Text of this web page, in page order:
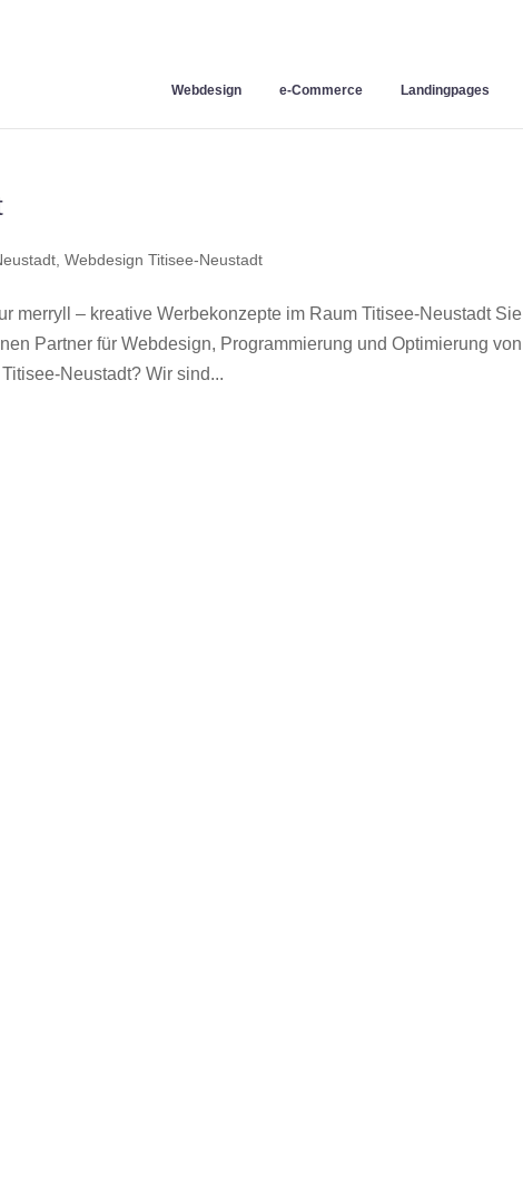
Webdesign e-Commerce Landingpages
,Webdesign Titisee-Neustadt
merryll – kreative Werbekonzepte im Raum Titisee-Neustadt Sie
Partner für Webdesign, Programmierung und Optimierung von
Neustadt? Wir sind...